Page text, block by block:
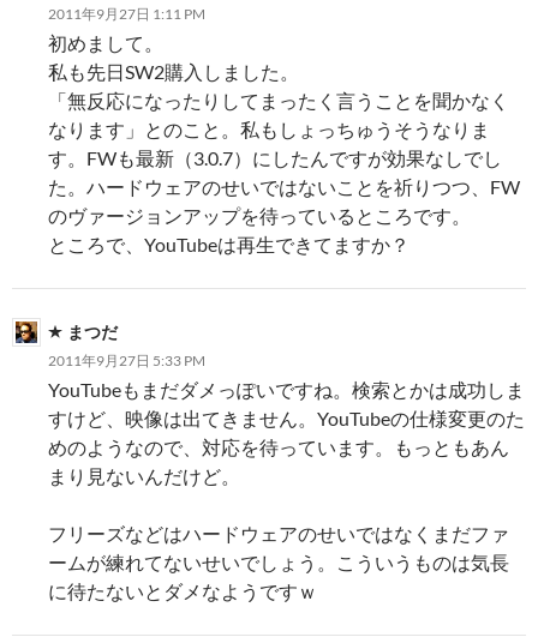
2011年9月27日 1:11 PM
初めまして。
私も先日SW2購入しました。
「無反応になったりしてまったく言うことを聞かなく
なります」とのこと。私もしょっちゅうそうなりま
す。FWも最新（3.0.7）にしたんですが効果なしでし
た。ハードウェアのせいではないことを祈りつつ、FW
のヴァージョンアップを待っているところです。
ところで、YouTubeは再生できてますか？
まつだ
2011年9月27日 5:33 PM
YouTubeもまだダメっぽいですね。検索とかは成功しま
すけど、映像は出てきません。YouTubeの仕様変更のた
めのようなので、対応を待っています。もっともあん
まり見ないんだけど。
フリーズなどはハードウェアのせいではなくまだファ
ームが練れてないせいでしょう。こういうものは気長
に待たないとダメなようですｗ